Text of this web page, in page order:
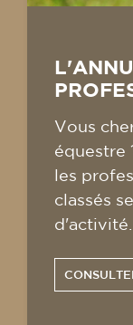
Vous
équestre
les
classés